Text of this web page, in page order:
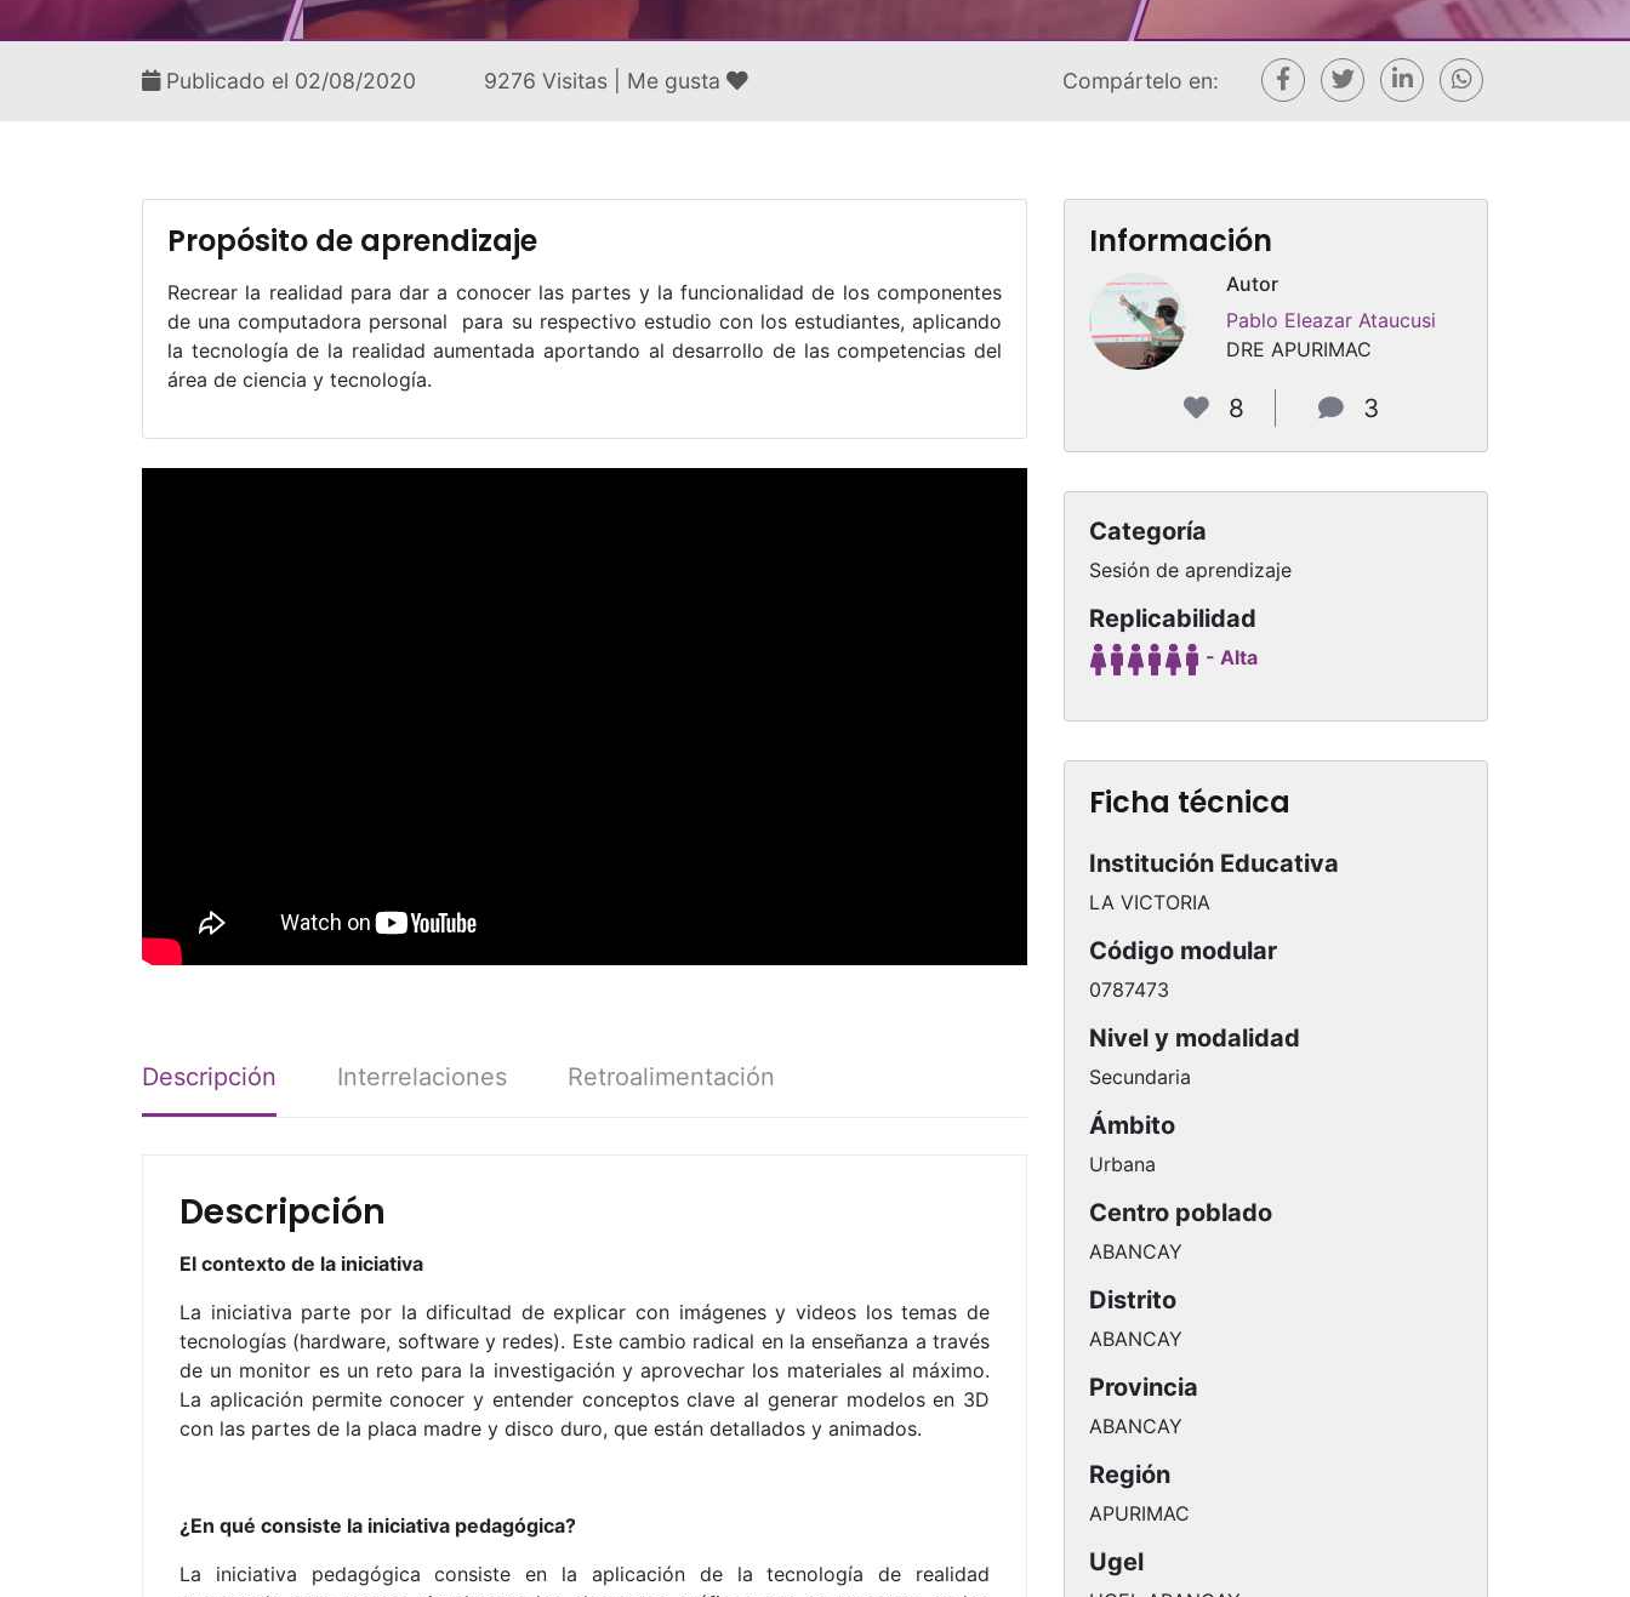
Publicado el 02/08/2020 9276 Visitas | Me gusta Compártelo en:
Información
Autor
Pablo Eleazar Ataucusi
DRE APURIMAC
8 3
Categoría
Sesión de aprendizaje
Replicabilidad
- Alta
Ficha técnica
Institución Educativa
LA VICTORIA
Código modular
0787473
Nivel y modalidad
Secundaria
Ámbito
Urbana
Centro poblado
ABANCAY
Distrito
ABANCAY
Provincia
ABANCAY
Región
APURIMAC
Ugel
Propósito de aprendizaje
Recrear la realidad para dar a conocer las partes y la funcionalidad de los componentes
de una computadora personal para su respectivo estudio con los estudiantes, aplicando
la tecnología de la realidad aumentada aportando al desarrollo de las competencias del
área de ciencia y tecnología.
Descripción Interrelaciones Retroalimentación
Descripción
El contexto de la iniciativa
La iniciativa parte por la dificultad de explicar con imágenes y videos los temas de
tecnologías (hardware, software y redes). Este cambio radical en la enseñanza a través
de un monitor es un reto para la investigación y aprovechar los materiales al máximo.
La aplicación permite conocer y entender conceptos clave al generar modelos en 3D
con las partes de la placa madre y disco duro, que están detallados y animados.
¿En qué consiste la iniciativa pedagógica?
La iniciativa pedagógica consiste en la aplicación de la tecnología de realidad